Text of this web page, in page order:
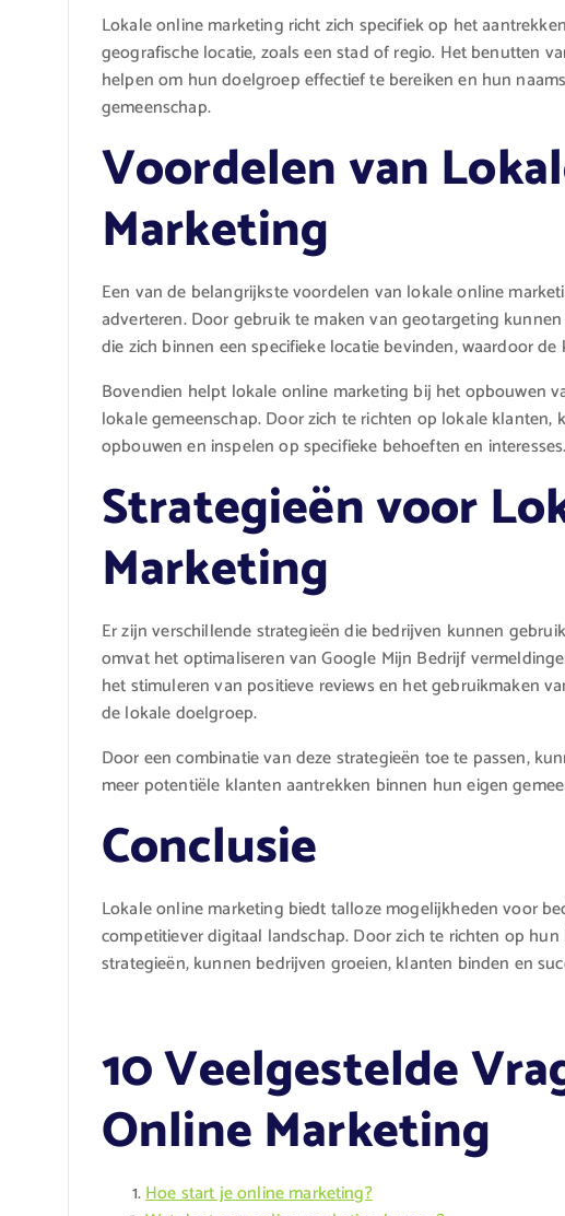
Lokale online marketing richt zich specifiek op het
geografische locatie, zoals een stad of regio. Het benutten
helpen om hun doelgroep effectief te bereiken en hun
gemeenschap.
Voordelen van
Marketing
Een van de belangrijkste voordelen van lokale online
adverteren. Door gebruik te maken van geotargeting
die zich binnen een specifieke locatie bevinden, waardoor
Bovendien helpt lokale online marketing bij het opbouwen
lokale gemeenschap. Door zich te richten op lokale
opbouwen en inspelen op specifieke behoeften en interesses.
Strategieën voor
Marketing
Er zijn verschillende strategieën die bedrijven kunnen
omvat het optimaliseren van Google Mijn Bedrijf
het stimuleren van positieve reviews en het gebruikmaken
de lokale doelgroep.
Door een combinatie van deze strategieën toe te passen,
meer potentiële klanten aantrekken binnen hun eigen
Conclusie
Lokale online marketing biedt talloze mogelijkheden voor
competitiever digitaal landschap. Door zich te richten op
strategieën, kunnen bedrijven groeien, klanten binden en
10 Veelgestelde
Online Marketing
Hoe start je online marketing?